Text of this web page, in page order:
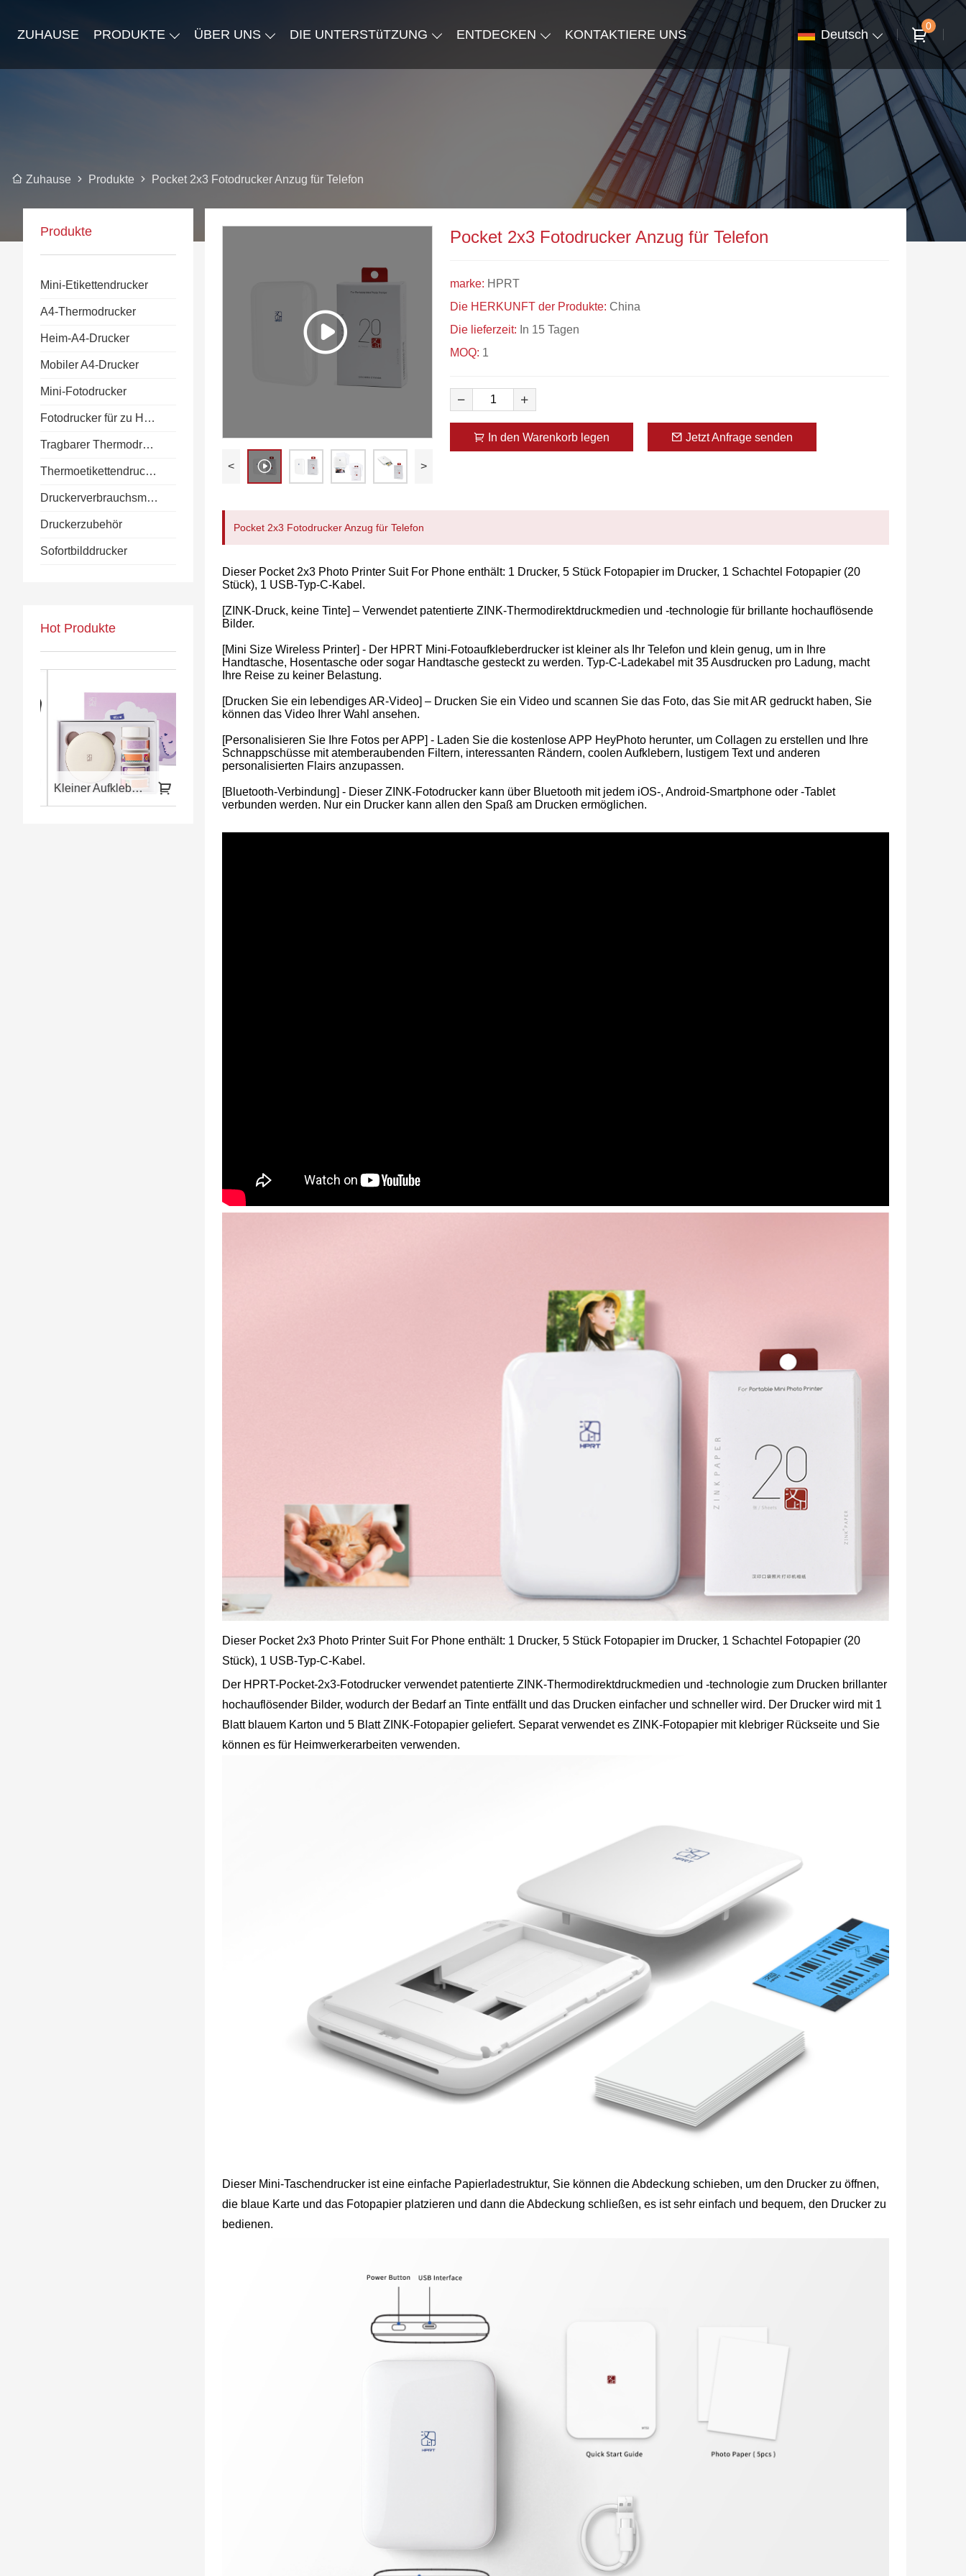
ZUHAUSE PRODUKTE ÜBER UNS DIE UNTERSTüTZUNG ENTDECKEN KONTAKTIERE UNS Deutsch
0
Zuhause Produkte Pocket 2x3 Fotodrucker Anzug für Telefon
Produkte
Mini-Etikettendrucker
A4-Thermodrucker
Heim-A4-Drucker
Mobiler A4-Drucker
Mini-Fotodrucker
Fotodrucker für zu Hause
Tragbarer Thermodrucker
Thermoetikettendrucker
Druckerverbrauchsmaterialien
Druckerzubehör
Sofortbilddrucker
Hot Produkte
Kleiner Aufkleberdrucker für Farbetiketten Tragbarer und kabelloser HPRT-Drucker A4 Tragbarer Mini-A4-Thermodrucker Bluetooth Kompakter A4-WLAN-Drucker für den Heimanzug Tragbarer tintenloser Thermodrucker für Telefon und Laptop
< >
Pocket 2x3 Fotodrucker Anzug für Telefon
marke: HPRT
Die HERKUNFT der Produkte: China
Die lieferzeit: In 15 Tagen
MOQ: 1
In den Warenkorb legen Jetzt Anfrage senden
Pocket 2x3 Fotodrucker Anzug für Telefon
Dieser Pocket 2x3 Photo Printer Suit For Phone enthält: 1 Drucker, 5 Stück Fotopapier im Drucker, 1 Schachtel Fotopapier (20
Stück), 1 USB-Typ-C-Kabel.
[ZINK-Druck, keine Tinte] – Verwendet patentierte ZINK-Thermodirektdruckmedien und -technologie für brillante hochauflösende
Bilder.
[Mini Size Wireless Printer] - Der HPRT Mini-Fotoaufkleberdrucker ist kleiner als Ihr Telefon und klein genug, um in Ihre
Handtasche, Hosentasche oder sogar Handtasche gesteckt zu werden. Typ-C-Ladekabel mit 35 Ausdrucken pro Ladung, macht
Ihre Reise zu keiner Belastung.
[Drucken Sie ein lebendiges AR-Video] – Drucken Sie ein Video und scannen Sie das Foto, das Sie mit AR gedruckt haben, Sie
können das Video Ihrer Wahl ansehen.
[Personalisieren Sie Ihre Fotos per APP] - Laden Sie die kostenlose APP HeyPhoto herunter, um Collagen zu erstellen und Ihre
Schnappschüsse mit atemberaubenden Filtern, interessanten Rändern, coolen Aufklebern, lustigem Text und anderen
personalisierten Flairs anzupassen.
[Bluetooth-Verbindung] - Dieser ZINK-Fotodrucker kann über Bluetooth mit jedem iOS-, Android-Smartphone oder -Tablet
verbunden werden. Nur ein Drucker kann allen den Spaß am Drucken ermöglichen.
Dieser Pocket 2x3 Photo Printer Suit For Phone enthält: 1 Drucker, 5 Stück Fotopapier im Drucker, 1 Schachtel Fotopapier (20
Stück), 1 USB-Typ-C-Kabel.
Der HPRT-Pocket-2x3-Fotodrucker verwendet patentierte ZINK-Thermodirektdruckmedien und -technologie zum Drucken brillanter
hochauflösender Bilder, wodurch der Bedarf an Tinte entfällt und das Drucken einfacher und schneller wird. Der Drucker wird mit 1
Blatt blauem Karton und 5 Blatt ZINK-Fotopapier geliefert. Separat verwendet es ZINK-Fotopapier mit klebriger Rückseite und Sie
können es für Heimwerkerarbeiten verwenden.
Dieser Mini-Taschendrucker ist eine einfache Papierladestruktur, Sie können die Abdeckung schieben, um den Drucker zu öffnen,
die blaue Karte und das Fotopapier platzieren und dann die Abdeckung schließen, es ist sehr einfach und bequem, den Drucker zu
bedienen.